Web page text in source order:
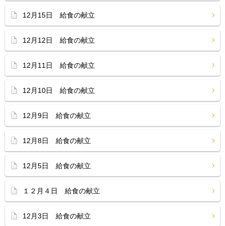
12月15日 給食の献立
12月12日 給食の献立
12月11日 給食の献立
12月10日 給食の献立
12月9日 給食の献立
12月8日 給食の献立
12月5日 給食の献立
１２月４日 給食の献立
12月3日 給食の献立